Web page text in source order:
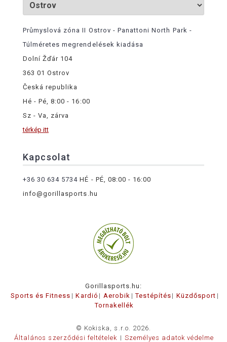
Průmyslová zóna II Ostrov - Panattoni North Park -
Túlméretes megrendelések kiadása
Dolní Žďár 104
363 01 Ostrov
Česká republika
Hé - Pé, 8:00 - 16:00
Sz - Va, zárva
térkép itt
Kapcsolat
+36 30 634 5734 HÉ - PÉ, 08:00 - 16:00
info@gorillasports.hu
Gorillasports.hu:
Sports és Fitness
Kardió Aerobik Testépítés
Küzdősport
Tornakellék
© Kokiska, s.r.o. 2026.
Általános szerződési feltételek
Személyes adatok védelme